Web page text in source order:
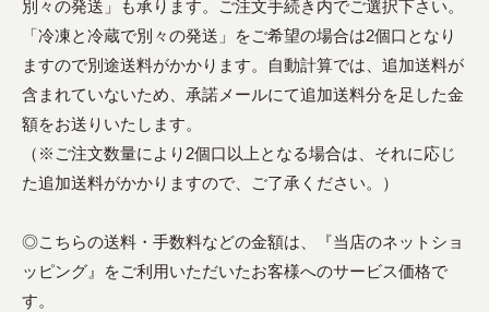
別々の発送」も承ります。ご注文手続き内でご選択下さい。
「冷凍と冷蔵で別々の発送」をご希望の場合は2個口となり
ますので別途送料がかかります。自動計算では、追加送料が
含まれていないため、承諾メールにて追加送料分を足した金
額をお送りいたします。
（※ご注文数量により2個口以上となる場合は、それに応じ
た追加送料がかかりますので、ご了承ください。）
◎こちらの送料・手数料などの金額は、『当店のネットショ
ッピング』をご利用いただいたお客様へのサービス価格で
す。